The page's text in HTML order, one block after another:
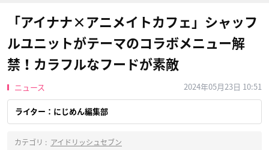
「アイナナ×アニメイトカフェ」シャッフ
ルユニットがテーマのコラボメニュー解
禁！カラフルなフードが素敵
ニュース 2024年05月23日 10:51
ライター：にじめん編集部
カテゴリ : アイドリッシュセブン